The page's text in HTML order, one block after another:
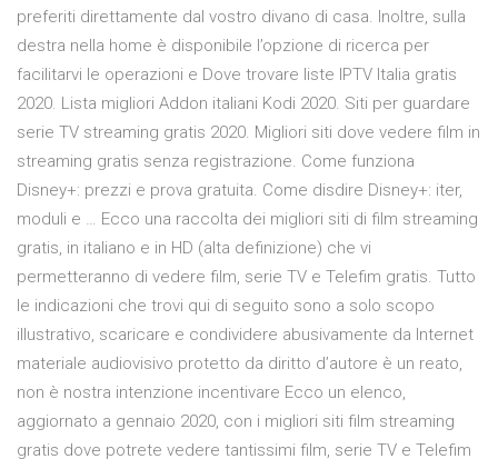
preferiti direttamente dal vostro divano di casa. Inoltre, sulla
destra nella home è disponibile l’opzione di ricerca per
facilitarvi le operazioni e Dove trovare liste IPTV Italia gratis
2020. Lista migliori Addon italiani Kodi 2020. Siti per guardare
serie TV streaming gratis 2020. Migliori siti dove vedere film in
streaming gratis senza registrazione. Come funziona
Disney+: prezzi e prova gratuita. Come disdire Disney+: iter,
moduli e … Ecco una raccolta dei migliori siti di film streaming
gratis, in italiano e in HD (alta definizione) che vi
permetteranno di vedere film, serie TV e Telefim gratis. Tutto
le indicazioni che trovi qui di seguito sono a solo scopo
illustrativo, scaricare e condividere abusivamente da Internet
materiale audiovisivo protetto da diritto d’autore è un reato,
non è nostra intenzione incentivare Ecco un elenco,
aggiornato a gennaio 2020, con i migliori siti film streaming
gratis dove potrete vedere tantissimi film, serie TV e Telefim